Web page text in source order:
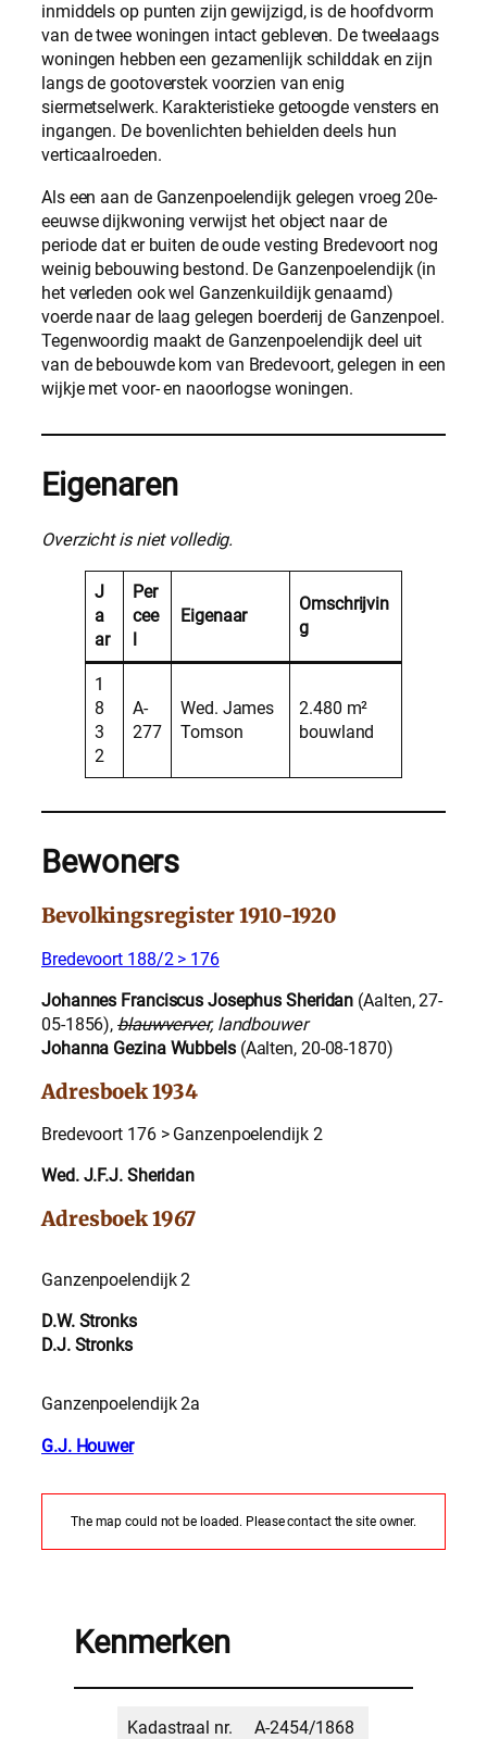
inmiddels op punten zijn gewijzigd, is de hoofdvorm
van de twee woningen intact gebleven. De tweelaags
woningen hebben een gezamenlijk schilddak en zijn
langs de gootoverstek voorzien van enig
siermetselwerk. Karakteristieke getoogde vensters en
ingangen. De bovenlichten behielden deels hun
verticaalroeden.
Als een aan de Ganzenpoelendijk gelegen vroeg 20e-
eeuwse dijkwoning verwijst het object naar de
periode dat er buiten de oude vesting Bredevoort nog
weinig bebouwing bestond. De Ganzenpoelendijk (in
het verleden ook wel Ganzenkuildijk genaamd)
voerde naar de laag gelegen boerderij de Ganzenpoel.
Tegenwoordig maakt de Ganzenpoelendijk deel uit
van de bebouwde kom van Bredevoort, gelegen in een
wijkje met voor- en naoorlogse woningen.
Eigenaren
Overzicht is niet volledig.
J
a
ar
Per
cee
l
Eigenaar
Omschrijvin
g
1
8
3
2
A-
277
Wed. James
Tomson
2.480 m²
bouwland
Bewoners
Bevolkingsregister 1910-1920
Bredevoort 188/2 > 176
Johannes Franciscus Josephus Sheridan (Aalten, 27-
05-1856),blauwverver, landbouwer
Johanna Gezina Wubbels(Aalten, 20-08-1870)
Adresboek 1934
Bredevoort 176 > Ganzenpoelendijk 2
Wed. J.F.J. Sheridan
Adresboek 1967
Ganzenpoelendijk 2
D.W. Stronks
D.J. Stronks
Ganzenpoelendijk 2a
G.J. Houwer
The map could not be loaded. Please contact the site owner.
Kenmerken
Kadastraal nr. A-2454/1868